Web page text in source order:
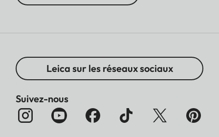
Leica sur les réseaux sociaux
Suivez-nous